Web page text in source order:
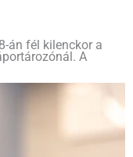
án fél kilenckor a
A